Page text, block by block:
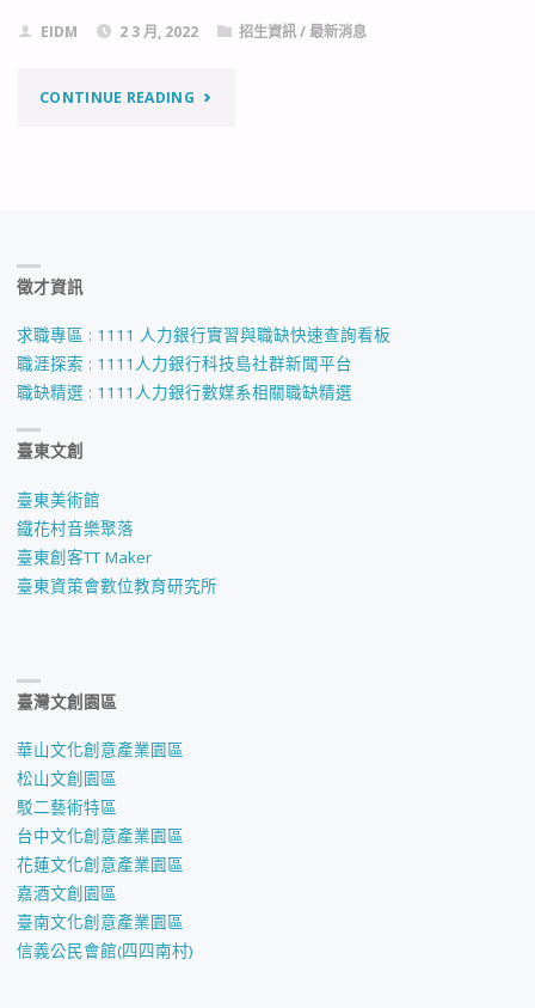
EIDM 2 3 月, 2022 招生資訊/最新消息
CONTINUE READING"111
士
班
修
徵才資訊
求職專區 : 1111 人力銀行實習與職缺快速查詢看板
職涯探索 : 1111人力銀行科技島社群新聞平台
職缺精選 : 1111人力銀行數媒系相關職缺精選
臺東文創
臺東美術館
鐵花村音樂聚落
臺東創客TT Maker
臺東資策會數位教育研究所
臺灣文創園區
華山文化創意產業園區
松山文創園區
駁二藝術特區
台中文化創意產業園區
花蓮文化創意產業園區
嘉酒文創園區
臺南文化創意產業園區
信義公民會館(四四南村)